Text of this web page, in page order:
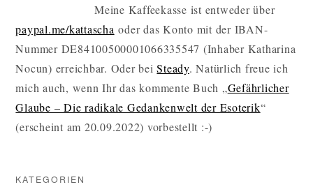
Meine Kaffeekasse ist entweder über
paypal.me/kattascha oder das Konto mit der IBAN-
Nummer DE84100500001066335547 (Inhaber Katharina
Nocun) erreichbar. Oder beiSteady. Natürlich freue ich
mich auch, wenn Ihr das kommente Buch „Gefährlicher
Glaube – Die radikale Gedankenwelt der Esoterik“
(erscheint am 20.09.2022) vorbestellt :-)
KATEGORIEN